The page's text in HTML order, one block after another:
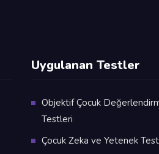
Uygulanan Testler
Objektif Çocuk
Testleri
Çocuk Zeka ve Yetenek